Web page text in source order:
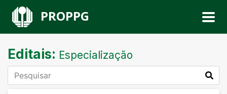
PROPPG
Editais: Especialização